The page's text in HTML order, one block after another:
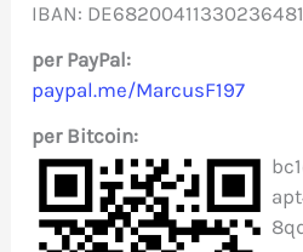
a
c
h
:
IBAN:
per PayPal:
paypal.me/MarcusF197
per Bitcoin: